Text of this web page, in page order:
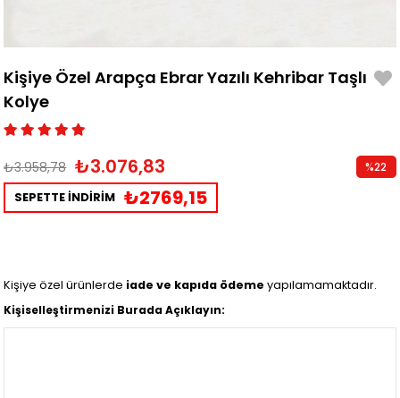
Kişiye Özel Arapça Ebrar Yazılı Kehribar Taşlı
Kolye
₺3.958,78 ₺3.076,83
SEPETTE İNDİRİM ₺2769,15
%22
Kişiye özel ürünlerde iade ve kapıda ödeme yapılamamaktadır.
Kişiselleştirmenizi Burada Açıklayın: